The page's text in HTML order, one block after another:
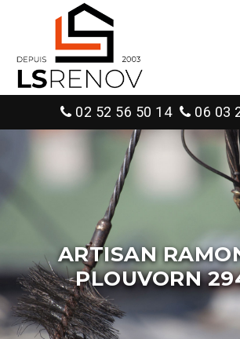
02 52 56 50 14 06 03
ARTISAN
PLOUVORN